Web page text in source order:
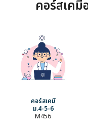
คอร์สเคมี
คอร์สเคมี
ม.4-5-6
M456